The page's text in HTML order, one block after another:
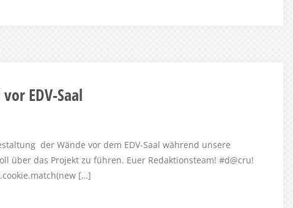
EDV-Saal
der Wände vor dem EDV-Saal während unsere
über das Projekt zu führen. Euer Redaktionsteam! #d@cru!
[…]